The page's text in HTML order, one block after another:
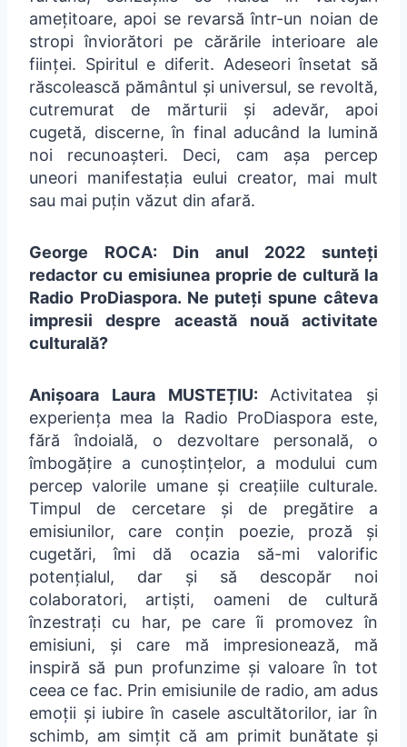
amețitoare, apoi se revarsă într-un noian de
stropi înviorători pe cărările interioare ale
ființei. Spiritul e diferit. Adeseori însetat să
răscolească pământul și universul, se revoltă,
cutremurat de mărturii și adevăr, apoi
cugetă, discerne, în final aducând la lumină
noi recunoașteri. Deci, cam așa percep
uneori manifestația eului creator, mai mult
sau mai puțin văzut din afară.
George ROCA: Din anul 2022 sunteți
redactor cu emisiunea proprie de cultură la
Radio ProDiaspora. Ne puteți spune câteva
impresii despre această nouă activitate
culturală?
Anișoara Laura MUSTEȚIU: Activitatea și
experiența mea la Radio ProDiaspora este,
fără îndoială, o dezvoltare personală, o
îmbogățire a cunoștințelor, a modului cum
percep valorile umane și creațiile culturale.
Timpul de cercetare și de pregătire a
emisiunilor, care conțin poezie, proză și
cugetări, îmi dă ocazia să-mi valorific
potențialul, dar și să descopăr noi
colaboratori, artiști, oameni de cultură
înzestrați cu har, pe care îi promovez în
emisiuni, și care mă impresionează, mă
inspiră să pun profunzime și valoare în tot
ceea ce fac. Prin emisiunile de radio, am adus
emoții și iubire în casele ascultătorilor, iar în
schimb, am simțit că am primit bunătate și